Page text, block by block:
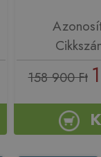
158 900 Ft